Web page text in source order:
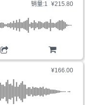
销量:1 ¥215.80
购物车
¥166.00